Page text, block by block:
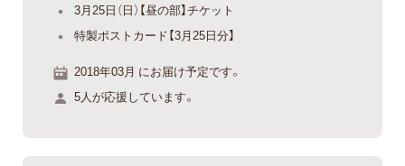
3月25日（日）【昼の部】チケット
特製ポストカード【3月25日分】
2018年03月 にお届け予定です。
5人が応援しています。